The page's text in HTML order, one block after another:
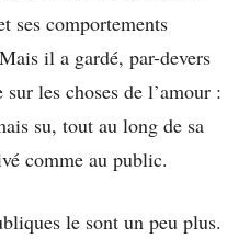
ses comportements
il a gardé, par-devers
les choses de l’amour :
su, tout au long de sa
comme au public.
le sont un peu plus.